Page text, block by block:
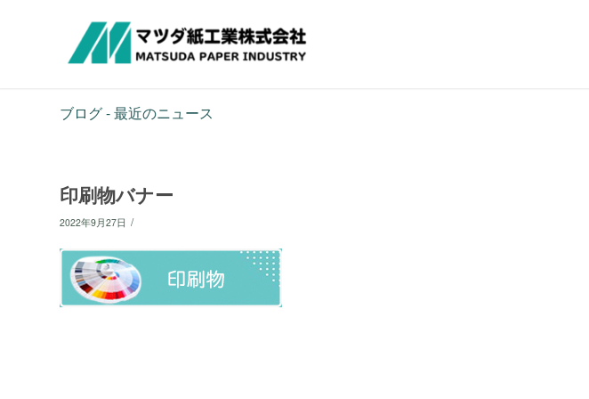
ブログ - 最近のニュース
印刷物バナー
2022年9月27日 /